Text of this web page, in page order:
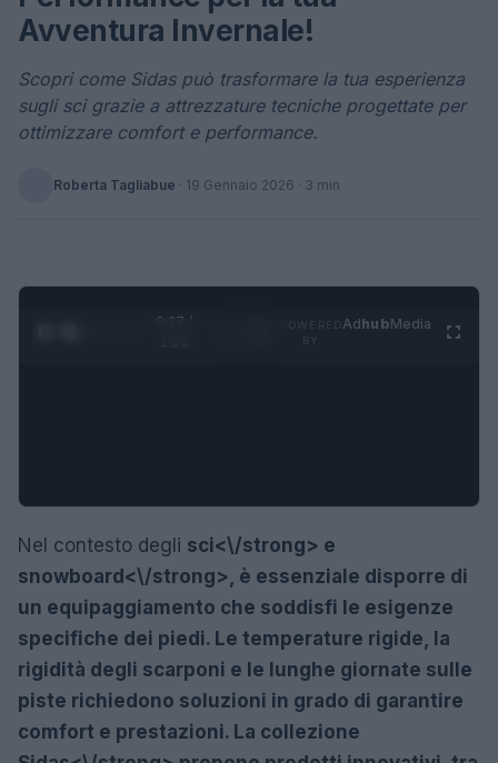
Avventura Invernale!
Scopri come Sidas può trasformare la tua esperienza
sugli sci grazie a attrezzature tecniche progettate per
ottimizzare comfort e performance.
Roberta Tagliabue · 19 Gennaio 2026 · 3 min
0:28 /
AdhubMedia
Nel contesto degli sci<\/strong> e
snowboard<\/strong>, è essenziale disporre di
un equipaggiamento che soddisfi le esigenze
specifiche dei piedi. Le temperature rigide, la
rigidità degli scarponi e le lunghe giornate sulle
piste richiedono soluzioni in grado di garantire
comfort e prestazioni. La collezione